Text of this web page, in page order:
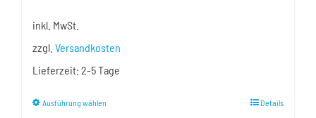
inkl. MwSt.
zzgl. Versandkosten
Lieferzeit: 2-5 Tage
Ausführung wählen Details